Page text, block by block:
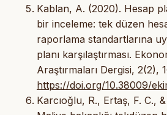
Kablan, A. (2020). Hesap
bir inceleme: tek düzen
raporlama standartlarına
planı karşılaştırması.
Araştırmaları Dergisi, 2(2),
https://doi.org/10.38009/
Karcıoğlu, R., Ertaş, F. C.,